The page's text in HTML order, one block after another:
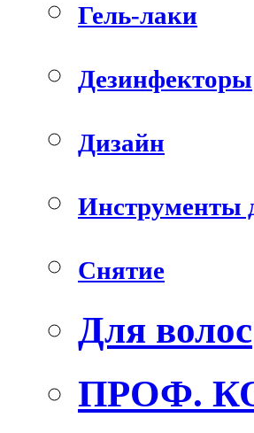
Гель-лаки
Дезинфекторы
Дизайн
Инструменты
Снятие
Для волос
ПРОФ.